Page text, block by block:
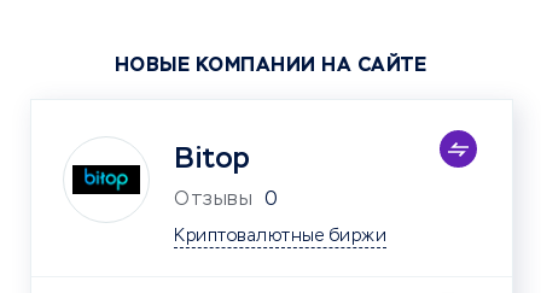
НОВЫЕ КОМПАНИИ НА САЙТЕ
Bitop
Отзывы 0
Криптовалютные биржи